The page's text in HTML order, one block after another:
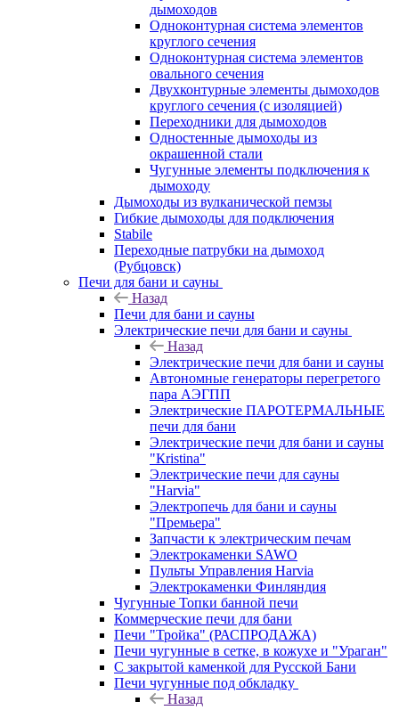
дымоходов
Одноконтурная система элементов
круглого сечения
Одноконтурная система элементов
овального сечения
Двухконтурные элементы дымоходов
круглого сечения (с изоляцией)
Переходники для дымоходов
Одностенные дымоходы из
окрашенной стали
Чугунные элементы подключения к
дымоходу
Дымоходы из вулканической пемзы
Гибкие дымоходы для подключения
Stabile
Переходные патрубки на дымоход
(Рубцовск)
Печи для бани и сауны
Назад
Печи для бани и сауны
Электрические печи для бани и сауны
Назад
Электрические печи для бани и сауны
Автономные генераторы перегретого
пара АЭГПП
Электрические ПАРОТЕРМАЛЬНЫЕ
печи для бани
Электрические печи для бани и сауны
"Кristina"
Электрические печи для сауны
"Harvia"
Электропечь для бани и сауны
"Премьера"
Запчасти к электрическим печам
Электрокаменки SAWO
Пульты Управления Harvia
Электрокаменки Финляндия
Чугунные Топки банной печи
Коммерческие печи для бани
Печи "Тройка" (РАСПРОДАЖА)
Печи чугунные в сетке, в кожухе и "Ураган"
С закрытой каменкой для Русской Бани
Печи чугунные под обкладку
Назад